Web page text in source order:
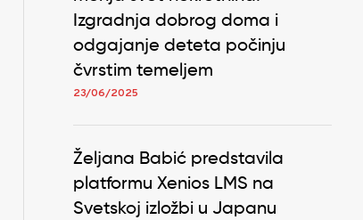
Izgradnja dobrog doma i
odgajanje deteta počinju
čvrstim temeljem
23/06/2025
Željana Babić predstavila
platformu Xenios LMS na
Svetskoj izložbi u Japanu